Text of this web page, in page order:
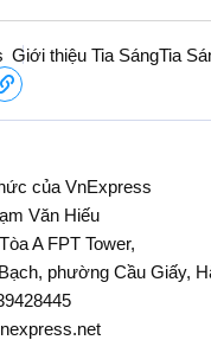
Giới thiệu Tia SángTia
của VnExpress
Văn Hiếu
A FPT Tower,
phường Cầu Giấy,